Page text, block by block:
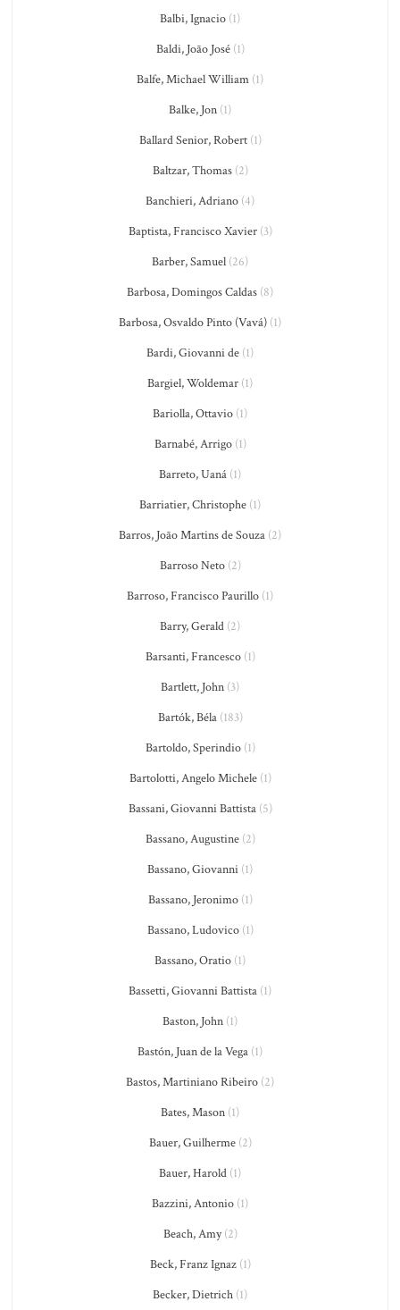
Balbi, Ignacio (1)
Baldi, João José(1)
Balfe, Michael William (1)
Balke, Jon (1)
Ballard Senior, Robert(1)
Baltzar, Thomas(2)
Banchieri, Adriano (4)
Baptista, Francisco Xavier(3)
Barber, Samuel (26)
Barbosa, Domingos Caldas (8)
Barbosa, Osvaldo Pinto (Vavá) (1)
Bardi, Giovanni de (1)
Bargiel, Woldemar (1)
Bariolla, Ottavio (1)
Barnabé, Arrigo(1)
Barreto, Uaná (1)
Barriatier, Christophe (1)
Barros, João Martins de Souza (2)
Barroso Neto(2)
Barroso, Francisco Paurillo (1)
Barry, Gerald (2)
Barsanti, Francesco(1)
Bartlett, John (3)
Bartók, Béla(183)
Bartoldo, Sperindio(1)
Bartolotti, Angelo Michele(1)
Bassani, Giovanni Battista(5)
Bassano, Augustine(2)
Bassano, Giovanni (1)
Bassano, Jeronimo(1)
Bassano, Ludovico(1)
Bassano, Oratio (1)
Bassetti, Giovanni Battista (1)
Baston, John (1)
Bastón, Juan de la Vega (1)
Bastos, Martiniano Ribeiro (2)
Bates, Mason (1)
Bauer, Guilherme(2)
Bauer, Harold (1)
Bazzini, Antonio (1)
Beach, Amy(2)
Beck, Franz Ignaz(1)
Becker, Dietrich (1)